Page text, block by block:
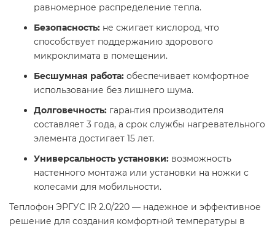
равномерное распределение тепла. ​
Безопасность: не сжигает кислород, что
способствует поддержанию здорового
микроклимата в помещении. ​
Бесшумная работа: обеспечивает комфортное
использование без лишнего шума. ​
Долговечность: гарантия производителя
составляет 3 года, а срок службы нагревательного
элемента достигает 15 лет. ​
Универсальность установки: возможность
настенного монтажа или установки на ножки с
колесами для мобильности.
Теплофон ЭРГУС IR 2.0/220 — надежное и эффективное
решение для создания комфортной температуры в